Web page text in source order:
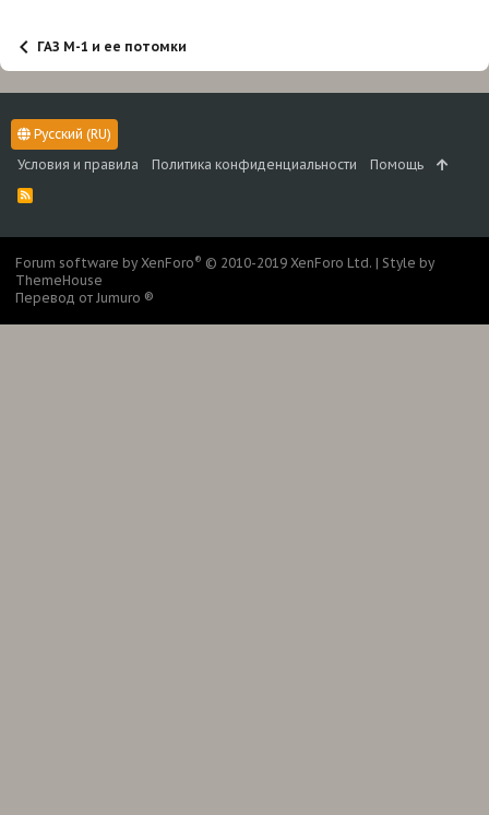
ГАЗ М-1 и ее потомки
Русский (RU)
Условия и правила
Политика конфиденциальности Помощь
R
S
Forum software by XenForo® © 2010-2019 XenForo Ltd. | Style by
ThemeHouse
Перевод от Jumuro ®